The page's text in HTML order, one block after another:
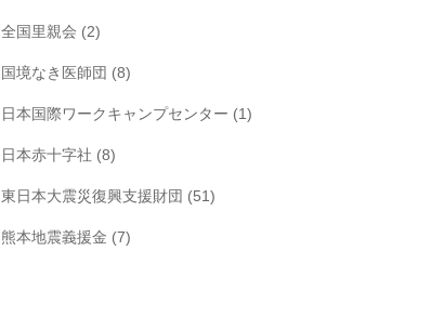
全国里親会 (2)
国境なき医師団 (8)
日本国際ワークキャンプセンター (1)
日本赤十字社 (8)
東日本大震災復興支援財団 (51)
熊本地震義援金 (7)